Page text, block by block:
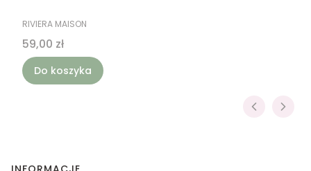
PRODUCENT
RIVIERA MAISON
Cena
59,00 zł
Do koszyka